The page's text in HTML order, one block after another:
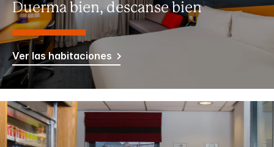
Duerma bien, descanse bien
Ver las habitaciones